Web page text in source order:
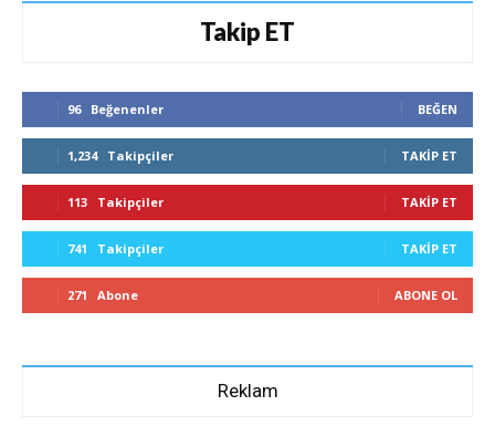
Takip ET
96 Beğenenler BEĞEN
1,234 Takipçiler TAKIP ET
113 Takipçiler TAKIP ET
741 Takipçiler TAKIP ET
271 Abone ABONE OL
Reklam